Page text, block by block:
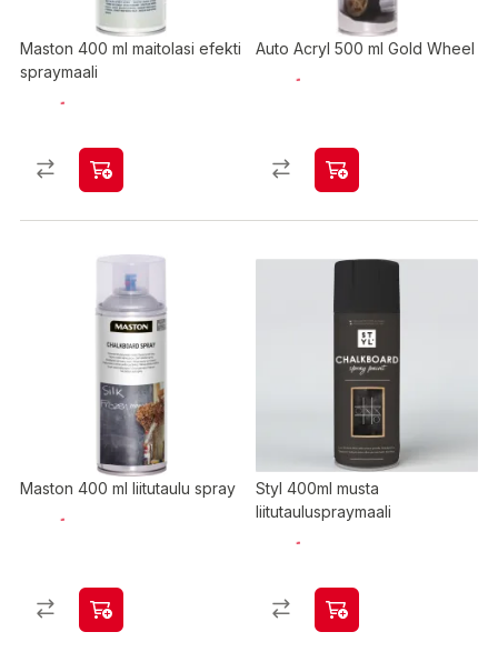
Maston 400 ml maitolasi efekti
spraymaali
Auto Acryl 500 ml Gold Wheel
Maston 400 ml liitutaulu spray
Styl 400ml musta
liitutauluspraymaali